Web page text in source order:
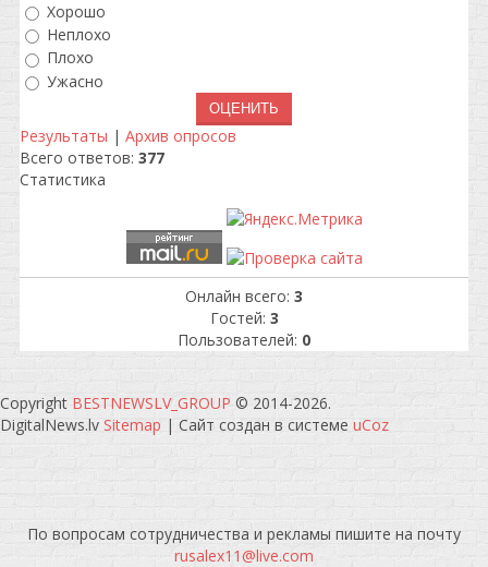
Хорошо
Неплохо
Плохо
Ужасно
Результаты | Архив опросов
Всего ответов: 377
Статистика
Онлайн всего: 3
Гостей: 3
Пользователей: 0
Copyright BESTNEWSLV_GROUP © 2014-2026.
DigitalNews.lv Sitemap | Сайт создан в системе uCoz
По вопросам сотрудничества и рекламы пишите на почту
rusalex11@live.com